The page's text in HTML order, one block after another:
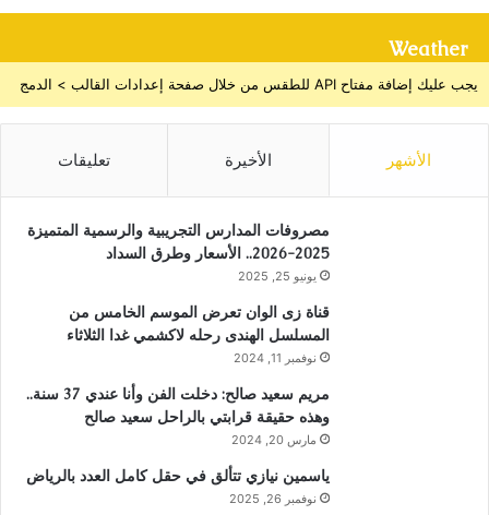
Weather
يجب عليك إضافة مفتاح API للطقس من خلال صفحة إعدادات القالب > الدمج
الأشهر الأخيرة تعليقات
مصروفات المدارس التجريبية والرسمية المتميزة
2025-2026.. الأسعار وطرق السداد
يونيو 25, 2025
قناة زى الوان تعرض الموسم الخامس من
المسلسل الهندى رحله لاكشمي غدا الثلاثاء
نوفمبر 11, 2024
مريم سعيد صالح: دخلت الفن وأنا عندي 37 سنة..
وهذه حقيقة قرابتي بالراحل سعيد صالح
مارس 20, 2024
ياسمين نيازي تتألق في حقل كامل العدد بالرياض
نوفمبر 26, 2025